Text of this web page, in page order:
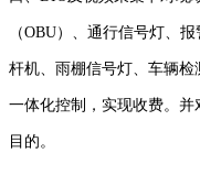
（OBU）、通行信号灯、
杆机、雨棚信号灯、车辆
一体化控制，实现收费。
目的。